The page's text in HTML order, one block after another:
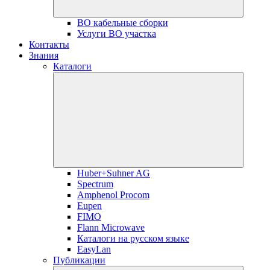
ВО кабельные сборки
Услуги ВО участка
Контакты
Знания
Каталоги
Huber+Suhner AG
Spectrum
Amphenol Procom
Eupen
FIMO
Flann Microwave
Каталоги на русском языке
EasyLan
Публикации